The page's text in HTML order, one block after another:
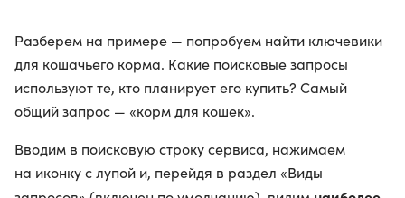
Разберем на примере — попробуем найти ключевики
для кошачьего корма. Какие поисковые запросы
используют те, кто планирует его купить? Самый
общий запрос — «корм для кошек».
Вводим в поисковую строку сервиса, нажимаем
на иконку с лупой и, перейдя в раздел «Виды